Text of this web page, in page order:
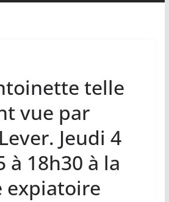
telle
vue par
Jeudi 4
à 18h30 à la
expiatoire